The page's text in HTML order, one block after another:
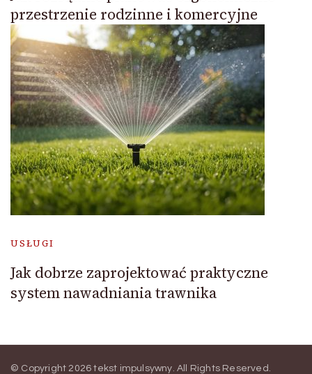
przestrzenie rodzinne i komercyjne
USŁUGI
Jak dobrze zaprojektować praktyczne
system nawadniania trawnika
© Copyright 2026tekst impulsywny . All Rights Reserved.